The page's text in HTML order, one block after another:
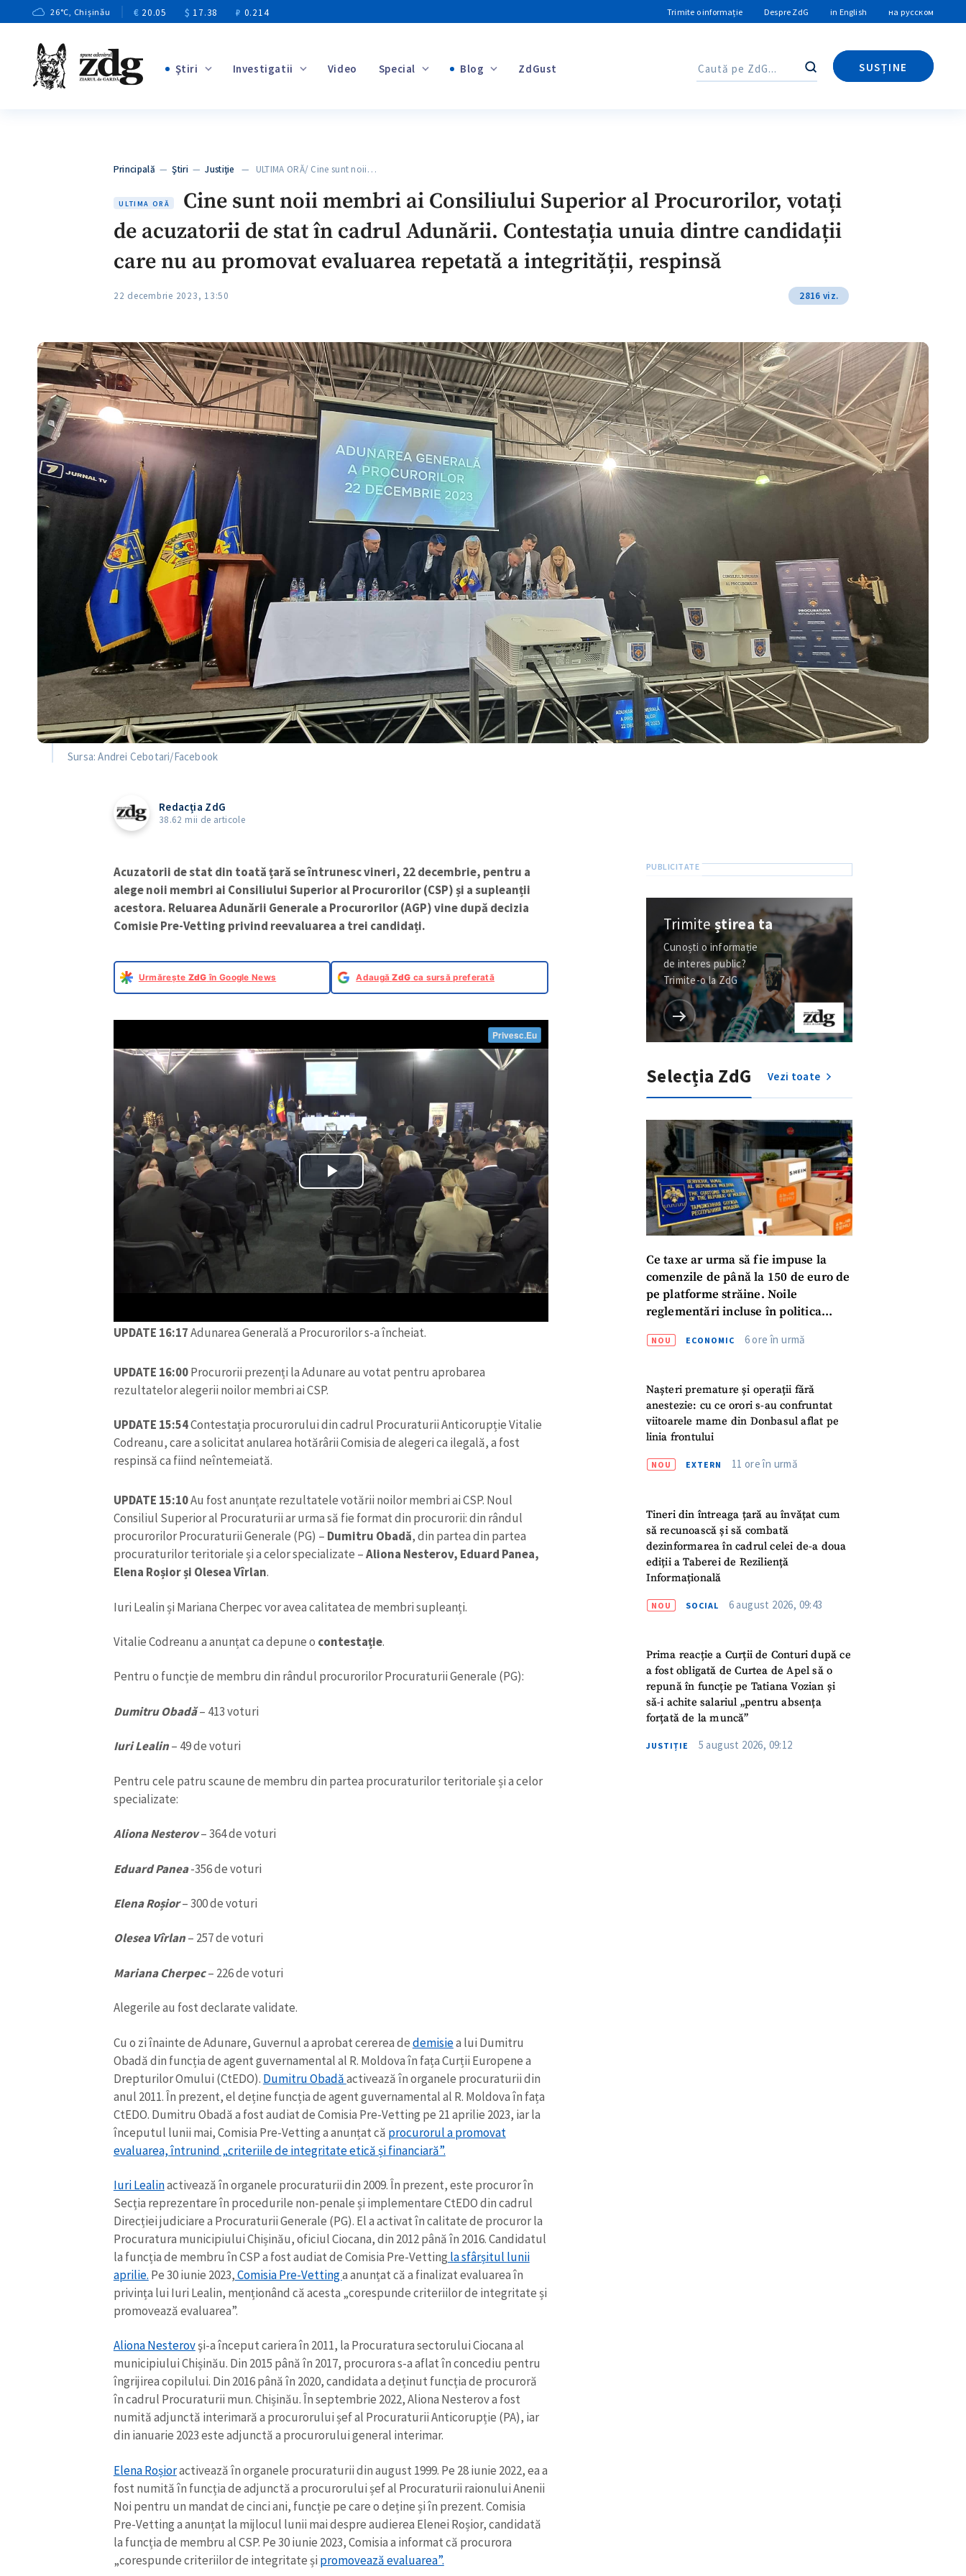
26°C, Chișinău € 20.05 $ 17.38 ₽ 0.214 Trimite o informație Despre ZdG in English на русском
Ştiri Investigatii Video Special Blog ZdGust Caută
SUSȚINE
Caută
Principală —Ştiri —Justiție — ULTIMA ORĂ/ Cine sunt noii…
ULTIMA ORĂ
Cine sunt noii membri ai Consiliului Superior al Procurorilor, votați
de acuzatorii de stat în cadrul Adunării. Contestația unuia dintre candidații
care nu au promovat evaluarea repetată a integrității, respinsă
22 decembrie 2023, 13:50 2816 viz.
Sursa: Andrei Cebotari/Facebook
Redacția ZdG
38.62 mii de articole
Acuzatorii de stat din toată țară se întrunesc vineri, 22 decembrie, pentru a
alege noii membri ai Consiliului Superior al Procurorilor (CSP) și a supleanții
acestora. Reluarea Adunării Generale a Procurorilor (AGP) vine după decizia
Comisie Pre-Vetting privind reevaluarea a trei candidați.
Urmărește ZdG în Google News AdaugăZdG ca sursă preferată
UPDATE 16:17Adunarea Generală a Procurorilor s-a încheiat.
UPDATE 16:00Procurorii prezenți la Adunare au votat pentru aprobarea
rezultatelor alegerii noilor membri ai CSP.
UPDATE 15:54Contestația procurorului din cadrul Procuraturii Anticorupție Vitalie
Codreanu, care a solicitat anularea hotărârii Comisia de alegeri ca ilegală, a fost
respinsă ca fiind neîntemeiată.
UPDATE 15:10Au fost anunțate rezultatele votării noilor membri ai CSP. Noul
Consiliul Superior al Procuraturii ar urma să fie format din procurorii: din rândul
procurorilor Procuraturii Generale (PG) – Dumitru Obadă, din partea din partea
procuraturilor teritoriale și a celor specializate –Aliona Nesterov, Eduard Panea,
Elena Roșior și Olesea Vîrlan.
Iuri Lealin și Mariana Cherpec vor avea calitatea de membri supleanți.
Vitalie Codreanu a anunțat ca depune o contestație.
Pentru o funcție de membru din rândul procurorilor Procuraturii Generale (PG):
Dumitru Obadă– 413 voturi
Iuri Lealin– 49 de voturi
Pentru cele patru scaune de membru din partea procuraturilor teritoriale și a celor
specializate:
Aliona Nesterov– 364 de voturi
Eduard Panea-356 de voturi
Elena Roșior– 300 de voturi
Olesea Vîrlan– 257 de voturi
Mariana Cherpec– 226 de voturi
Alegerile au fost declarate validate.
Cu o zi înainte de Adunare, Guvernul a aprobat cererea dedemisiea lui Dumitru
Obadă din funcția de agent guvernamental al R. Moldova în fața Curții Europene a
Drepturilor Omului (CtEDO). Dumitru Obadăactivează în organele procuraturii din
anul 2011. În prezent, el deține funcția de agent guvernamental al R. Moldova în fața
CtEDO. Dumitru Obadă a fost audiat de Comisia Pre-Vetting pe 21 aprilie 2023, iar la
începutul lunii mai, Comisia Pre-Vetting a anunțat că procurorul a promovat
evaluarea, întrunind „criteriile de integritate etică și financiară”.
Iuri Lealinactivează în organele procuraturii din 2009. În prezent, este procuror în
Secția reprezentare în procedurile non-penale și implementare CtEDO din cadrul
Direcției judiciare a Procuraturii Generale (PG). El a activat în calitate de procuror la
Procuratura municipiului Chișinău, oficiul Ciocana, din 2012 până în 2016. Candidatul
la funcția de membru în CSP a fost audiat de Comisia Pre-Vetting la sfârșitul lunii
aprilie. Pe 30 iunie 2023,Comisia Pre-Vettinga anunțat că a finalizat evaluarea în
privința lui Iuri Lealin, menționând că acesta „corespunde criteriilor de integritate și
promovează evaluarea”.
Aliona Nesterovşi-a început cariera în 2011, la Procuratura sectorului Ciocana al
municipiului Chișinău. Din 2015 până în 2017, procurora s-a aflat în concediu pentru
îngrijirea copilului. Din 2016 până în 2020, candidata a deținut funcția de procuroră
în cadrul Procuraturii mun. Chișinău. În septembrie 2022, Aliona Nesterov a fost
numită adjunctă interimară a procurorului șef al Procuraturii Anticorupție (PA), iar
din ianuarie 2023 este adjunctă a procurorului general interimar.
Elena Roșioractivează în organele procuraturii din august 1999. Pe 28 iunie 2022, ea a
fost numită în funcția de adjunctă a procurorului șef al Procuraturii raionului Anenii
Noi pentru un mandat de cinci ani, funcție pe care o deține și în prezent. Comisia
Pre-Vetting a anunțat la mijlocul lunii mai despre audierea Elenei Roșior, candidată
la funcția de membru al CSP. Pe 30 iunie 2023, Comisia a informat că procurora
„corespunde criteriilor de integritate și promovează evaluarea”.
Trimiteștirea ta
Cunoști o informație
de interes public?
Trimite-o la ZdG
Selecția ZdG Vezi toate
Ce taxe ar urma să fie impuse la
comenzile de până la 150 de euro de
pe platforme străine. Noile
reglementări incluse în politica
NOU ECONOMIC 6 ore în urmă
Nașteri premature și operații fără
anestezie: cu ce orori s-au confruntat
viitoarele mame din Donbasul aflat pe
linia frontului
NOU EXTERN 11 ore în urmă
Tineri din întreaga țară au învățat cum
să recunoască și să combată
dezinformarea în cadrul celei de-a doua
ediții a Taberei de Reziliență
Informațională
NOU SOCIAL 6 august 2026, 09:43
Prima reacție a Curții de Conturi după ce
a fost obligată de Curtea de Apel să o
repună în funcție pe Tatiana Vozian și
să-i achite salariul „pentru absența
forțată de la muncă”
JUSTIȚIE 5 august 2026, 09:12
ȘTIREA MEA
Titlu știre + Adaugă titlu
+ Numele meu
+ Emailul meu
+ Telefon personal
Am citit și sunt de acord cupolitica de